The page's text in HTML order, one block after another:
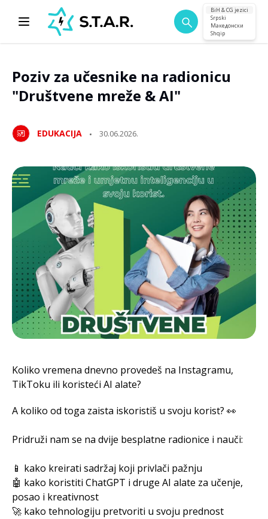
BiH & CG jezici
Srpski
Македонски
Shqip
Poziv za učesnike na radionicu
"Društvene mreže & AI"
EDUKACIJA 30.06.2026.
Koliko vremena dnevno provedeš na Instagramu,
TikToku ili koristeći AI alate?
A koliko od toga zaista iskoristiš u svoju korist? 👀
Pridruži nam se na dvije besplatne radionice i nauči:
📱 kako kreirati sadržaj koji privlači pažnju
🤖 kako koristiti ChatGPT i druge AI alate za učenje,
posao i kreativnost
🚀 kako tehnologiju pretvoriti u svoju prednost